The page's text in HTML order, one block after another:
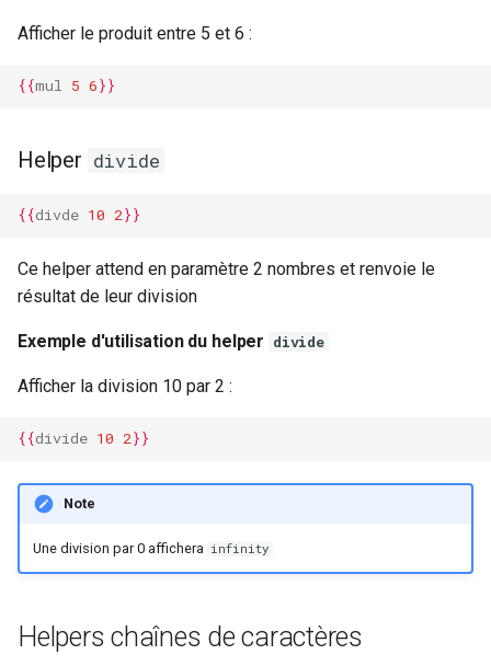
Afficher le produit entre 5 et 6 :
{{mul 5 6}}
Helper divide
{{divde 10 2}}
Ce helper attend en paramètre 2 nombres et renvoie le
résultat de leur division
Exemple d'utilisation du helper divide
Afficher la division 10 par 2 :
{{divide 10 2}}
Note
Une division par 0 affichera infinity
Helpers chaînes de caractères